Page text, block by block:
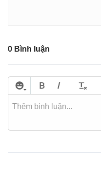
0 Bình luận